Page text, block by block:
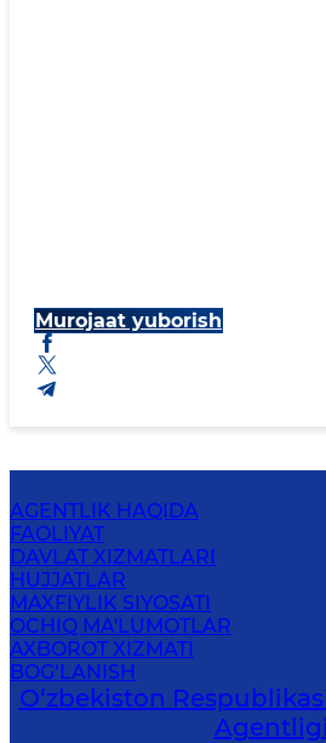
Murojaat yuborish
AGENTLIK HAQIDA
FAOLIYAT
DAVLAT XIZMATLARI
HUJJATLAR
MAXFIYLIK SIYOSATI
OCHIQ MA'LUMOTLAR
AXBOROT XIZMATI
BOG‘LANISH
O‘zbekiston
Agentligi